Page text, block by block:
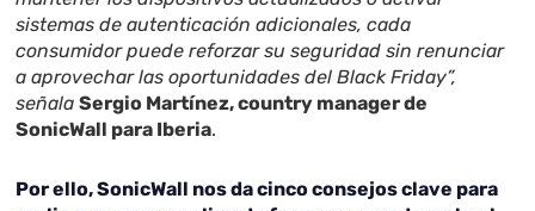
sistemas de autenticación adicionales, cada
consumidor puede reforzar su seguridad sin renunciar
a aprovechar las oportunidades del Black Friday”,
señalaSergio Martínez, country manager de
SonicWall para Iberia.
Por ello, SonicWall nos da cinco consejos clave para